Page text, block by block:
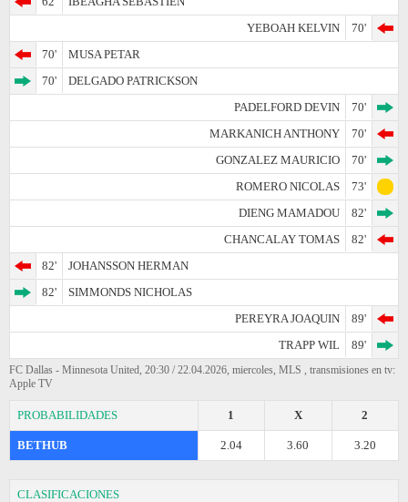
YEBOAH KELVIN
70'
70'
MUSA PETAR
70'
DELGADO PATRICKSON
PADELFORD DEVIN
70'
MARKANICH ANTHONY
70'
GONZALEZ MAURICIO
70'
ROMERO NICOLAS
73'
DIENG MAMADOU
82'
CHANCALAY TOMAS
82'
82'
JOHANSSON HERMAN
82'
SIMMONDS NICHOLAS
PEREYRA JOAQUIN
89'
TRAPP WIL
89'
FC Dallas - Minnesota United, 20:30 / 22.04.2026, miercoles, MLS , transmisiones en tv:
Apple TV
PROBABILIDADES 2
X
1
BETHUB 3.20
3.60
2.04
CLASIFICACIONES